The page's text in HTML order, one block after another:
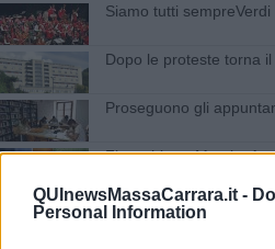
QUInewsMassaCarrara.it -
Personal Information
​Siamo tutti sempreVerdi
Dopo le proteste torna
Proseguono gli
Finocchiaro, Monti e
Chef stellato travolto,